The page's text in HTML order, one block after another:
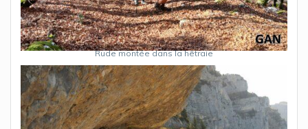
Rude montée dans la hêtraie